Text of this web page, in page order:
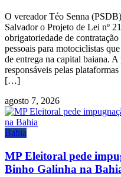
O vereador Téo Senna
Salvador o Projeto de Lei nº
obrigatoriedade de
pessoais para motociclistas
de entrega na capital baiana. A
responsáveis pelas
[…]
agosto 7, 2026
Bahia
MP Eleitoral pede
Binho Galinha na